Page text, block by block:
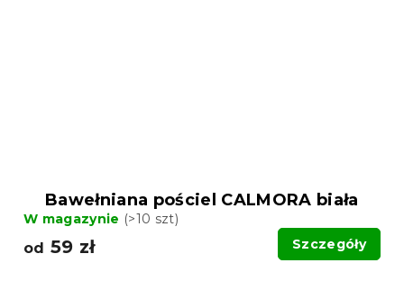
Bawełniana pościel CALMORA biała
W magazynie (>10 szt)
od 59 zł Szczegóły